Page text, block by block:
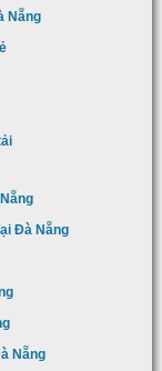
Nẵng
Đà Nẵng
Nẵng